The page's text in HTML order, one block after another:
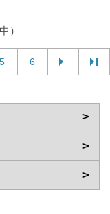
）
5 6